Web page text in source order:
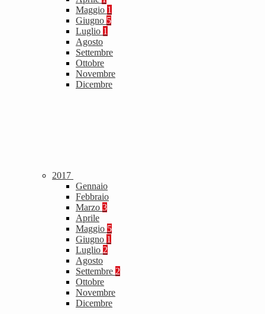
Maggio 1
Giugno 5
Luglio 1
Agosto
Settembre
Ottobre
Novembre
Dicembre
2017
Gennaio
Febbraio
Marzo 3
Aprile
Maggio 5
Giugno 1
Luglio 2
Agosto
Settembre 2
Ottobre
Novembre
Dicembre